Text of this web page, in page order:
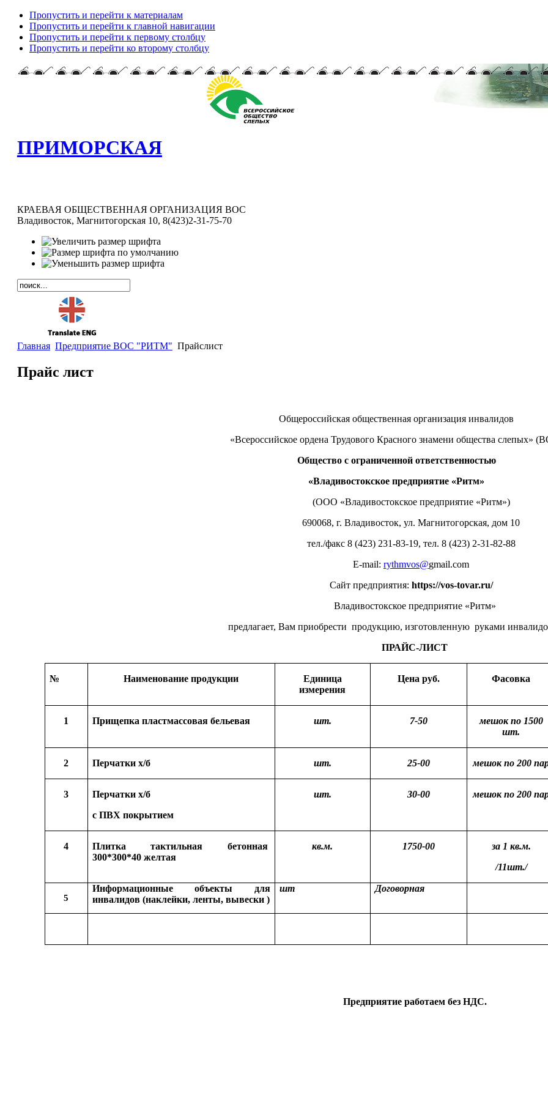
Пропустить и перейти к материалам
Пропустить и перейти к главной навигации
Пропустить и перейти к первому столбцу
Пропустить и перейти ко второму столбцу
ПРИМОРСКАЯ
КРАЕВАЯ ОБЩЕСТВЕННАЯ ОРГАНИЗАЦИЯ ВОС
Владивосток, Магнитогорская 10, 8(423)2-31-75-70
Главная Предприятие ВОС "РИТМ" Прайслист
Прайс лист
Общероссийская общественная организация инвалидов
«Всероссийское ордена Трудового Красного знамени общества слепых»
Общество с ограниченной ответственностью
«Владивостокское предприятие «Ритм»
(ООО «Владивостокское предприятие «Ритм»)
690068, г. Владивосток, ул. Магнитогорская, дом 10
тел./факс 8 (423) 231-83-19, тел. 8 (423) 2-31-82-88
E-mail: rythmvos@gmail.com
Сайт предприятия: https://vos-tovar.ru/
Владивостокское предприятие «Ритм»
предлагает, Вам приобрести продукцию, изготовленную руками
ПРАЙС-ЛИСТ
№ Наименование продукции
Единица
измерения
Цена руб. Фасовка
1 Прищепка пластмассовая бельевая шт. 7-50
мешок по 1500
шт.
2 Перчатки х/б шт. 25-00 мешок по 200
3
Перчатки х/б
с ПВХ покрытием
шт. 30-00 мешок по 200
4
Плитка тактильная бетонная
300*300*40 желтая
кв.м. 1750-00
за 1 кв.м.
/11шт./
5
Информационные объекты для
инвалидов (наклейки, ленты, вывески )
шт Договорная
Предприятие работаем без НДС.